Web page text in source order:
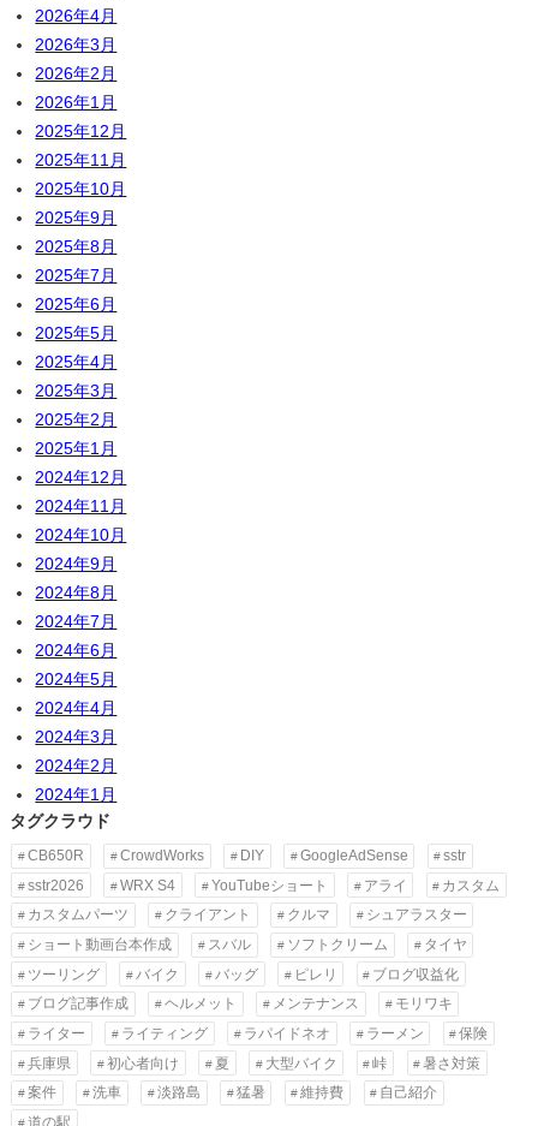
2026年4月
2026年3月
2026年2月
2026年1月
2025年12月
2025年11月
2025年10月
2025年9月
2025年8月
2025年7月
2025年6月
2025年5月
2025年4月
2025年3月
2025年2月
2025年1月
2024年12月
2024年11月
2024年10月
2024年9月
2024年8月
2024年7月
2024年6月
2024年5月
2024年4月
2024年3月
2024年2月
2024年1月
タグクラウド
CB650R CrowdWorks DIY GoogleAdSense
sstr
sstr2026
WRX S4 YouTubeショート アライ
カスタム
カスタムパーツ
クライアント クルマ
シュアラスター
ショート動画台本作成
スバル ソフトクリーム
タイヤ
ツーリング
バイク バッグ ピレリ
ブログ収益化
ブログ記事作成
ヘルメット メンテナンス
モリワキ
ライター
ライティング ラパイドネオ ラーメン
保険
兵庫県
初心者向け 夏 大型バイク 峠
暑さ対策
案件
洗車 淡路島 猛暑 維持費
自己紹介
道の駅